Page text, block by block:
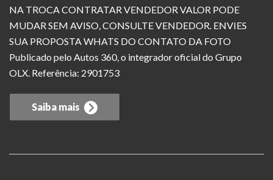
NA TROCA CONTRATAR VENDEDOR VALOR PODE
MUDAR SEM AVISO, CONSULTE VENDEDOR. ENVIES
SUA PROPOSTA WHATS DO CONTATO DA FOTO
Publicado pelo Autos 360, o integrador oficial do Grupo
OLX. Referência: 2901753
Saiba mais